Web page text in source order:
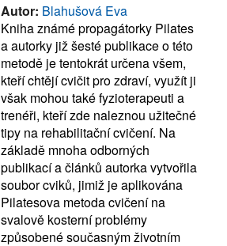
Autor: Blahušová Eva
Kniha známé propagátorky Pilates
a autorky již šesté publikace o této
metodě je tentokrát určena všem,
kteří chtějí cvičit pro zdraví, využít ji
však mohou také fyzioterapeuti a
trenéři, kteří zde naleznou užitečné
tipy na rehabilitační cvičení. Na
základě mnoha odborných
publikací a článků autorka vytvořila
soubor cviků, jimiž je aplikována
Pilatesova metoda cvičení na
svalově kosterní problémy
způsobené současným životním